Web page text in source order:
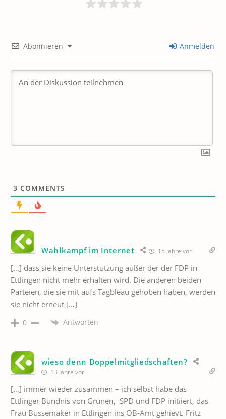
Abonnieren Anmelden
3 COMMENTS
Wahlkampf im Internet 15 Jahre vor
[…] dass sie keine Unterstützung außer der der FDP in
Ettlingen nicht mehr erhalten wird. Die anderen beiden
Parteien, die sie mit aufs Tagbleau gehoben haben, werden
sie nicht erneut […]
0 Antworten
wieso denn Doppelmitgliedschaften?
13 Jahre vor
[…] immer wieder zusammen – ich selbst habe das
Ettlinger Bündnis von Grünen, SPD und FDP initiiert, das
Frau Büssemaker in Ettlingen ins OB-Amt gehievt. Fritz